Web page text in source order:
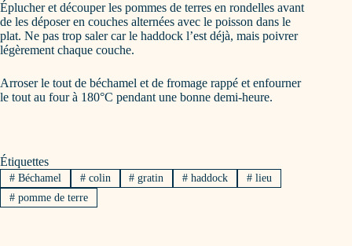
Éplucher et découper les pommes de terres en rondelles avant
de les déposer en couches alternées avec le poisson dans le
plat. Ne pas trop saler car le haddock l’est déjà, mais poivrer
légèrement chaque couche.
Arroser le tout de béchamel et de fromage rappé et enfourner
le tout au four à 180°C pendant une bonne demi-heure.
Étiquettes
#Béchamel #colin # gratin # haddock # lieu
#pomme de terre